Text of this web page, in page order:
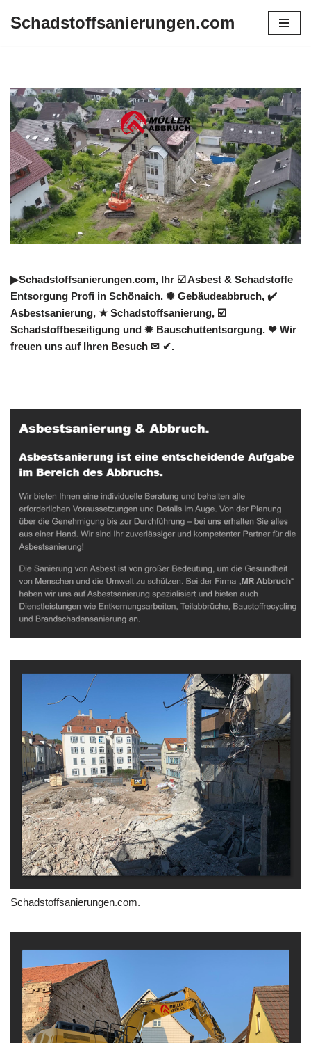
Schadstoffsanierungen.com
▶︎Schadstoffsanierungen.com, Ihr ☑️ Asbest & Schadstoffe
Entsorgung Profi in Schönaich. ✺ Gebäudeabbruch, ✔️
Asbestsanierung, ★ Schadstoffsanierung, ☑️
Schadstoffbeseitigung und ✹ Bauschuttentsorgung. ❤ Wir
freuen uns auf Ihren Besuch ✉ ✔.
Schadstoffsanierungen.com.